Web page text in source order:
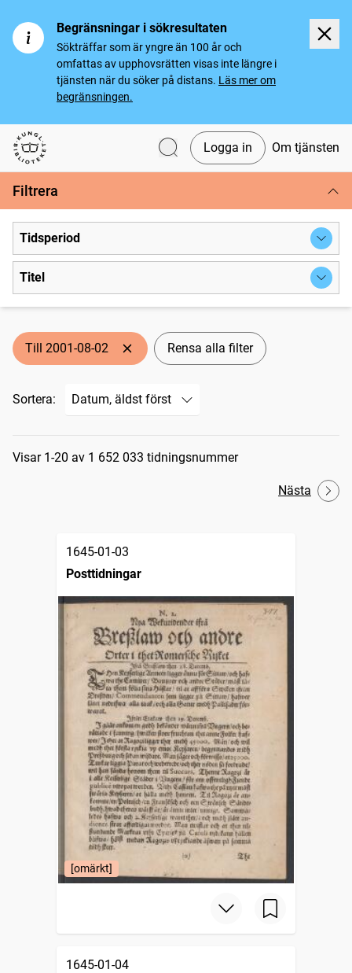
Begränsningar i sökresultaten
Sökträffar som är yngre än 100 år och
omfattas av upphovsrätten visas inte längre i
tjänsten när du söker på distans. Läs mer om
begränsningen.
Svenska tidningar
Logga in Om tjänsten
Filtrera
Tidsperiod
Titel
Till 2001-08-02 Rensa alla filter
Sortera:
Sökresultat
Visar 1-20 av 1 652 033 tidningsnummer
Nästa
1645-01-03
Posttidningar
[omärkt]
1645-01-04